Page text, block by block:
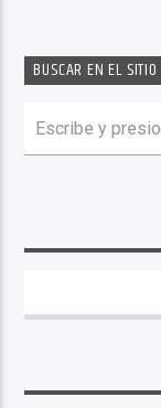
BUSCAR EN EL SITIO